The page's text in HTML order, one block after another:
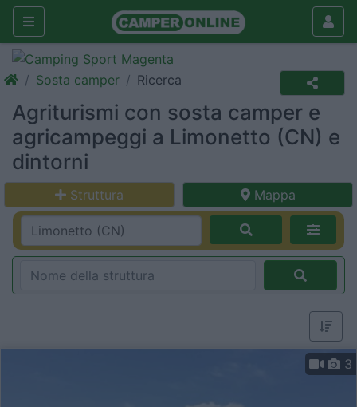
Sosta camper Ricerca
Agriturismi con sosta camper e
agricampeggi a Limonetto (CN) e
dintorni
Struttura Mappa
3